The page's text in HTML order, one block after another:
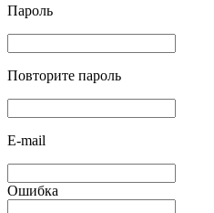
Пароль
Повторите пароль
E-mail
Ошибка